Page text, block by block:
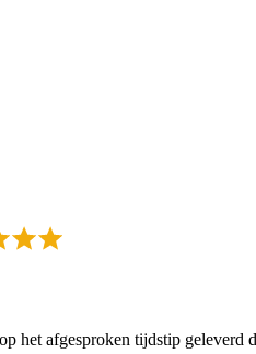
het afgesproken tijdstip geleverd